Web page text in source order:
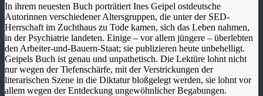
In ihrem neuesten Buch porträtiert Ines Geipel ostdeutsche
Autorinnen verschiedener Altersgruppen, die unter der SED-
Herrschaft im Zuchthaus zu Tode kamen, sich das Leben nahmen,
in der Psychiatrie landeten. Einige – vor allem jüngere – überlebten
den Arbeiter-und-Bauern-Staat; sie publizieren heute unbehelligt.
Geipels Buch ist genau und unpathetisch. Die Lektüre lohnt nicht
nur wegen der Tiefenschärfe, mit der Verstrickungen der
literarischen Szene in die Diktatur bloßgelegt werden, sie lohnt vor
allem wegen der Entdeckung ungewöhnlicher Begabungen.